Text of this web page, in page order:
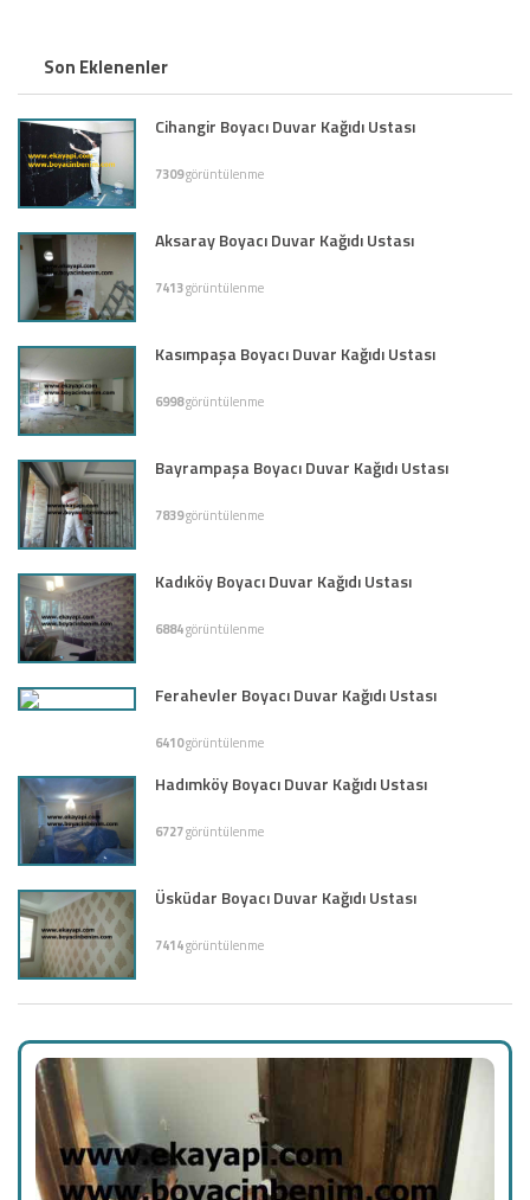
Son Eklenenler
Cihangir Boyacı Duvar Kağıdı Ustası
7309görüntülenme
Aksaray Boyacı Duvar Kağıdı Ustası
7413görüntülenme
Kasımpaşa Boyacı Duvar Kağıdı Ustası
6998görüntülenme
Bayrampaşa Boyacı Duvar Kağıdı Ustası
7839görüntülenme
Kadıköy Boyacı Duvar Kağıdı Ustası
6884görüntülenme
Ferahevler Boyacı Duvar Kağıdı Ustası
6410görüntülenme
Hadımköy Boyacı Duvar Kağıdı Ustası
6727görüntülenme
Üsküdar Boyacı Duvar Kağıdı Ustası
7414görüntülenme